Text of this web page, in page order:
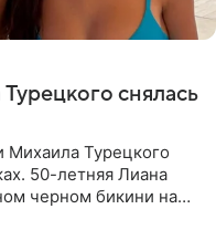
снялась
Михаила Турецкого
50-летняя Лиана
черном бикини на